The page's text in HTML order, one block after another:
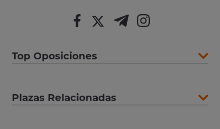
Top Oposiciones
Plazas Relacionadas